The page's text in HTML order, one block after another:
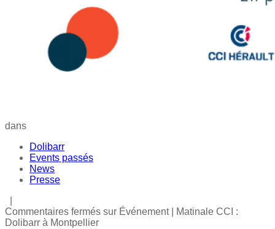
dans
Dolibarr
Events passés
News
Presse
Commentaires fermés sur Événement | Matinale CCI :
Dolibarr à Montpellier